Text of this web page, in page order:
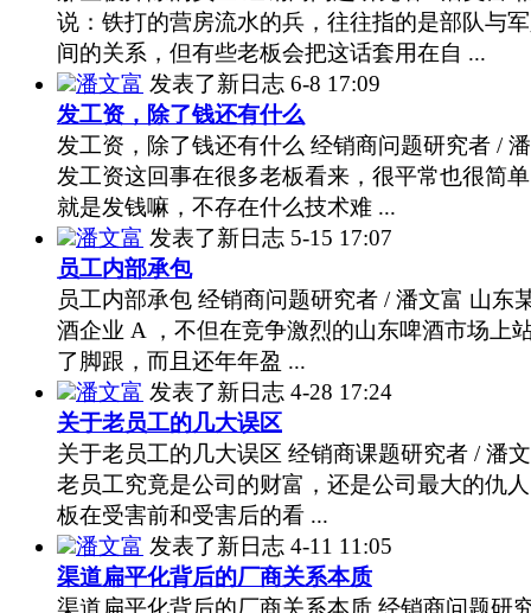
说：铁打的营房流水的兵，往往指的是部队与
间的关系，但有些老板会把这话套用在自 ...
潘文富 发表了新日志 6-8 17:09
发工资，除了钱还有什么
发工资，除了钱还有什么 经销商问题研究者 /
发工资这回事在很多老板看来，很平常也很简
就是发钱嘛，不存在什么技术难 ...
潘文富 发表了新日志 5-15 17:07
员工内部承包
员工内部承包 经销商问题研究者 / 潘文富 山东
酒企业 A ，不但在竞争激烈的山东啤酒市场上
了脚跟，而且还年年盈 ...
潘文富 发表了新日志 4-28 17:24
关于老员工的几大误区
关于老员工的几大误区 经销商课题研究者 / 潘
老员工究竟是公司的财富，还是公司最大的仇
板在受害前和受害后的看 ...
潘文富 发表了新日志 4-11 11:05
渠道扁平化背后的厂商关系本质
渠道扁平化背后的厂商关系本质 经销商问题研